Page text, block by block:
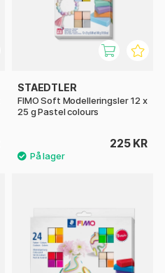
STAEDTLER
FIMO Soft Modelleringsler 12 x
25 g Pastel colours
225 KR